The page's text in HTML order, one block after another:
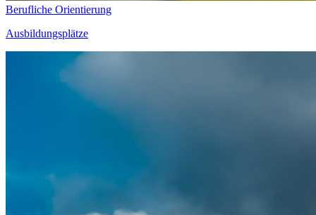
Berufliche Orientierung
Ausbildungsplätze